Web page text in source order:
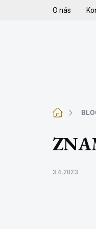
O nás
Domů
3.4.2023